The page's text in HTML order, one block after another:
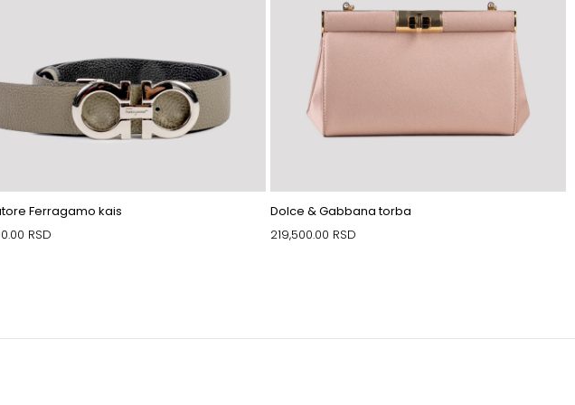
Ferragamo kais
RSD
Dolce & Gabbana torba
219,500.00 RSD